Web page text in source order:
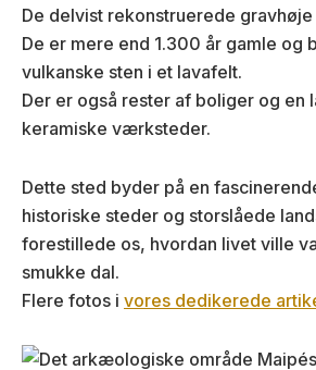
De delvist rekonstruerede
De er mere end 1.300 år gamle og
vulkanske sten i et lavafelt.
Der er også rester af boliger og en
keramiske værksteder.
Dette sted byder på en
historiske steder og storslåede
forestillede os, hvordan livet ville
smukke dal.
Flere fotos i vores dedikerede